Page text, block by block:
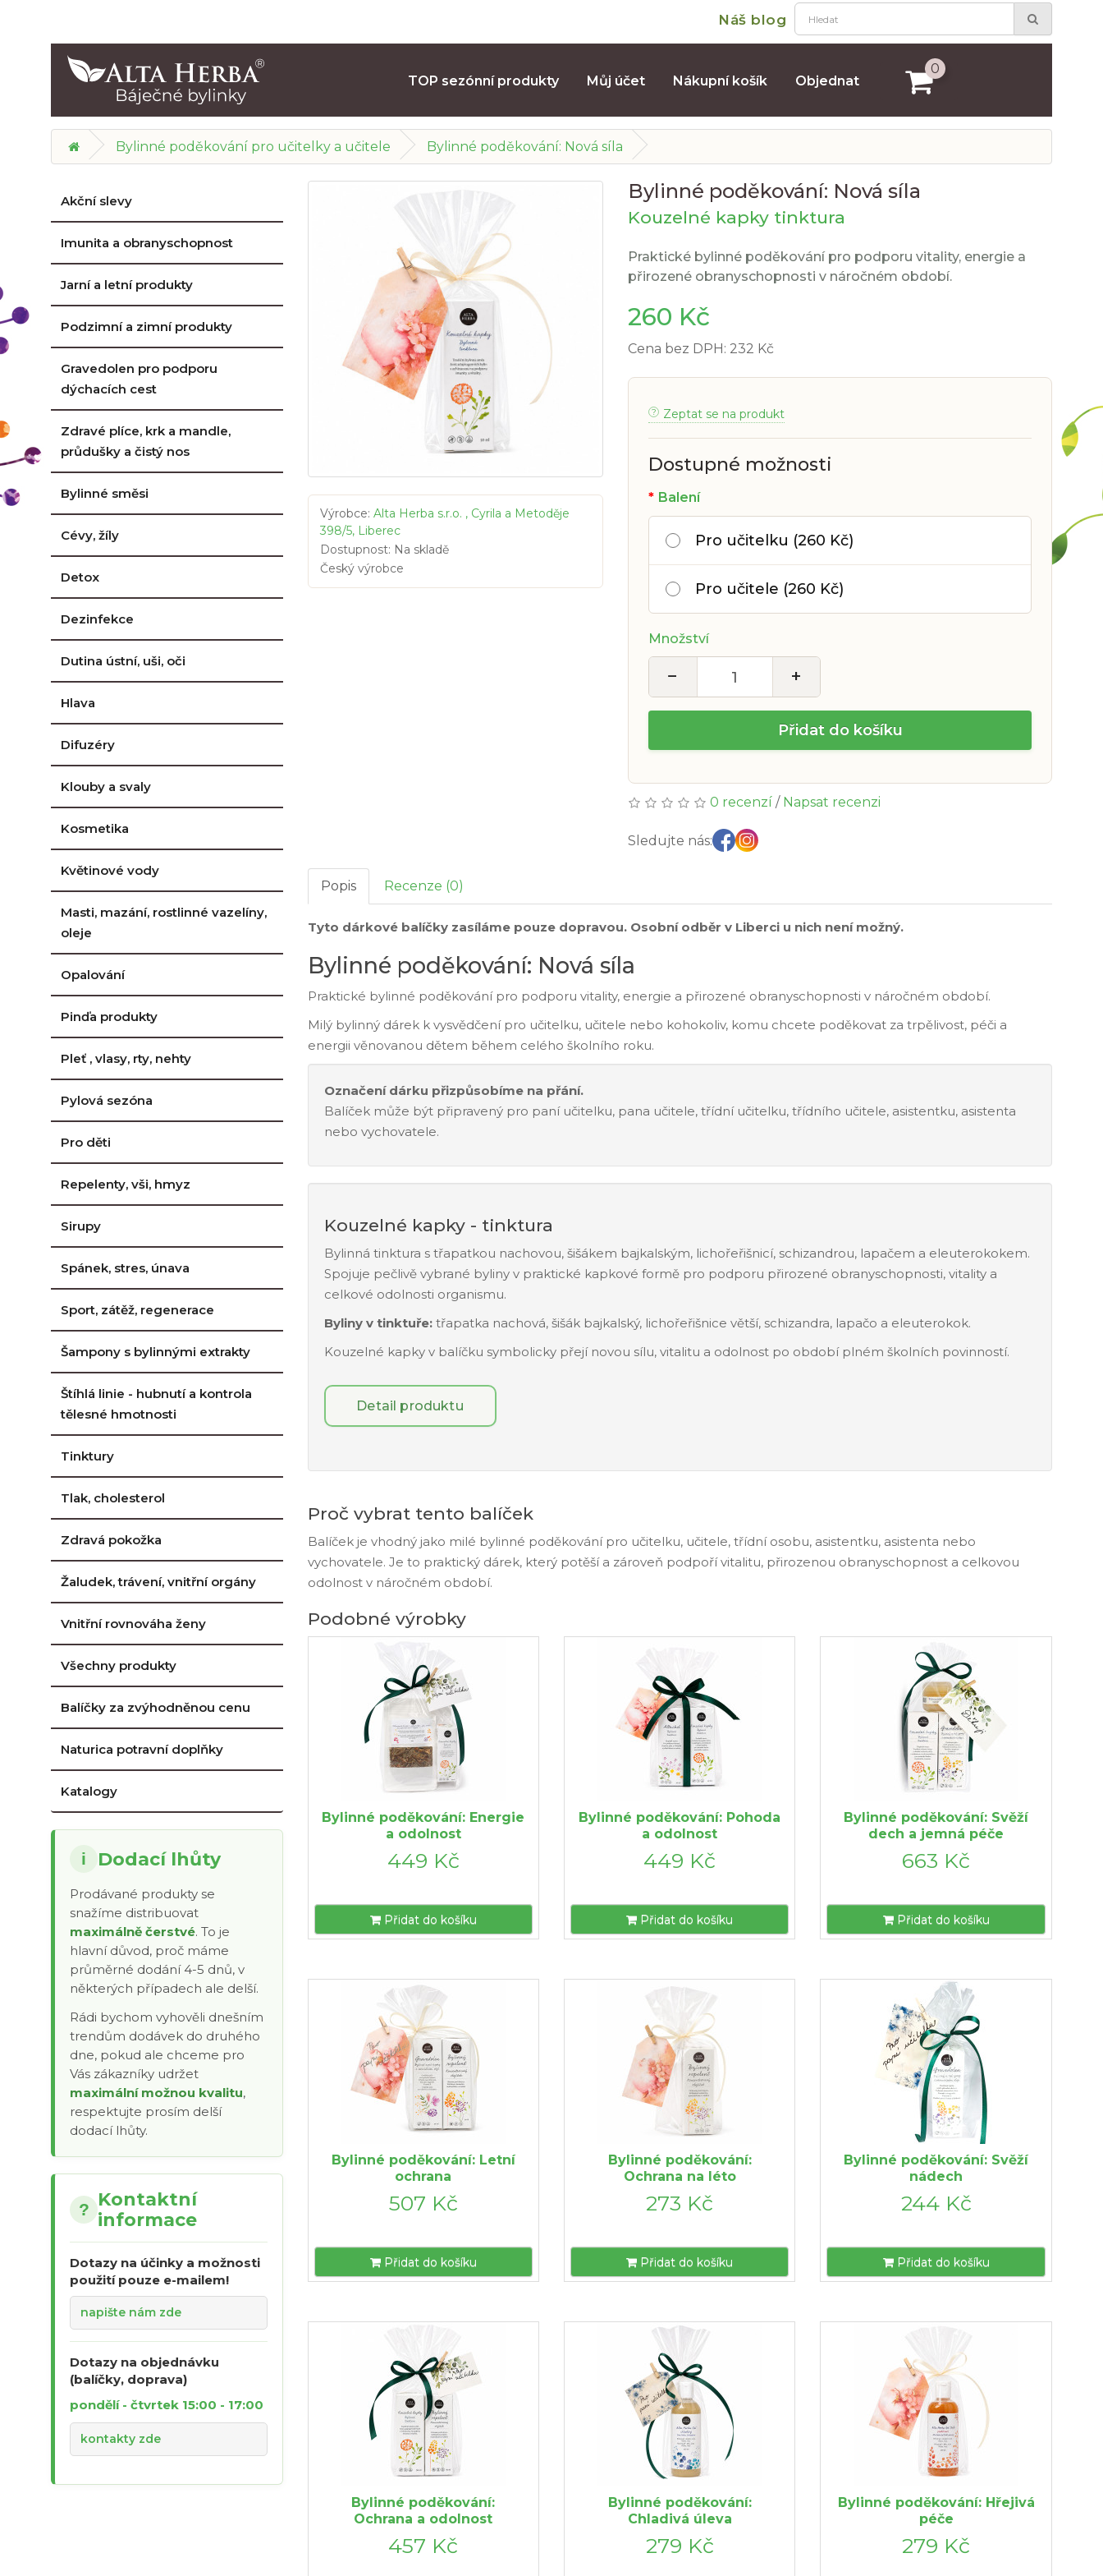
Náš blog
TOP sezónní produkty Můj účet Nákupní košík Objednat
0
Bylinné poděkování pro učitelky a učitele Bylinné poděkování: Nová síla
Akční slevy
Imunita a obranyschopnost
Jarní a letní produkty
Podzimní a zimní produkty
Gravedolen pro podporu
dýchacích cest
Zdravé plíce, krk a mandle,
průdušky a čistý nos
Bylinné směsi
Cévy, žíly
Detox
Dezinfekce
Dutina ústní, uši, oči
Hlava
Difuzéry
Klouby a svaly
Kosmetika
Květinové vody
Masti, mazání, rostlinné vazelíny,
oleje
Opalování
Pinďa produkty
Pleť , vlasy, rty, nehty
Pylová sezóna
Pro děti
Repelenty, vši, hmyz
Sirupy
Spánek, stres, únava
Sport, zátěž, regenerace
Šampony s bylinnými extrakty
Štíhlá linie - hubnutí a kontrola
tělesné hmotnosti
Tinktury
Tlak, cholesterol
Zdravá pokožka
Žaludek, trávení, vnitřní orgány
Vnitřní rovnováha ženy
Všechny produkty
Balíčky za zvýhodněnou cenu
Naturica potravní doplňky
Katalogy
i Dodací lhůty
Prodávané produkty se
snažíme distribuovat
maximálně čerstvé. To je
hlavní důvod, proč máme
průměrné dodání 4-5 dnů, v
některých případech ale delší.
Rádi bychom vyhověli dnešním
trendům dodávek do druhého
dne, pokud ale chceme pro
Vás zákazníky udržet
maximální možnou kvalitu,
respektujte prosím delší
dodací lhůty.
? Kontaktní
informace
Dotazy na účinky a možnosti
použití pouze e-mailem!
napište nám zde
Dotazy na objednávku
(balíčky, doprava)
pondělí - čtvrtek 15:00 - 17:00
kontakty zde
Výrobce: Alta Herba s.r.o. , Cyrila a Metoděje
398/5, Liberec
Dostupnost: Na skladě
Český výrobce
Bylinné poděkování: Nová síla
Kouzelné kapky tinktura
Praktické bylinné poděkování pro podporu vitality, energie a
přirozené obranyschopnosti v náročném období.
260 Kč
Cena bez DPH: 232 Kč
Zeptat se na produkt
Dostupné možnosti
Balení
Pro učitelku (260 Kč)
Pro učitele (260 Kč)
Množství
− +
Přidat do košíku
0 recenzí / Napsat recenzi
Sledujte nás:
Popis Recenze (0)
Tyto dárkové balíčky zasíláme pouze dopravou. Osobní odběr v Liberci u nich není možný.
Bylinné poděkování: Nová síla
Praktické bylinné poděkování pro podporu vitality, energie a přirozené obranyschopnosti v náročném období.
Milý bylinný dárek k vysvědčení pro učitelku, učitele nebo kohokoliv, komu chcete poděkovat za trpělivost, péči a
energii věnovanou dětem během celého školního roku.
Označení dárku přizpůsobíme na přání.
Balíček může být připravený pro paní učitelku, pana učitele, třídní učitelku, třídního učitele, asistentku, asistenta
nebo vychovatele.
Kouzelné kapky - tinktura
Bylinná tinktura s třapatkou nachovou, šišákem bajkalským, lichořeřišnicí, schizandrou, lapačem a eleuterokokem.
Spojuje pečlivě vybrané byliny v praktické kapkové formě pro podporu přirozené obranyschopnosti, vitality a
celkové odolnosti organismu.
Byliny v tinktuře:třapatka nachová, šišák bajkalský, lichořeřišnice větší, schizandra, lapačo a eleuterokok.
Kouzelné kapky v balíčku symbolicky přejí novou sílu, vitalitu a odolnost po období plném školních povinností.
Detail produktu
Proč vybrat tento balíček
Balíček je vhodný jako milé bylinné poděkování pro učitelku, učitele, třídní osobu, asistentku, asistenta nebo
vychovatele. Je to praktický dárek, který potěší a zároveň podpoří vitalitu, přirozenou obranyschopnost a celkovou
odolnost v náročném období.
Podobné výrobky
Bylinné poděkování: Energie
a odolnost
449 Kč
Přidat do košíku
Bylinné poděkování: Pohoda
a odolnost
449 Kč
Přidat do košíku
Bylinné poděkování: Svěží
dech a jemná péče
663 Kč
Přidat do košíku
Bylinné poděkování: Letní
ochrana
507 Kč
Přidat do košíku
Bylinné poděkování:
Ochrana na léto
273 Kč
Přidat do košíku
Bylinné poděkování: Svěží
nádech
244 Kč
Přidat do košíku
Bylinné poděkování:
Ochrana a odolnost
457 Kč
Bylinné poděkování:
Chladivá úleva
279 Kč
Bylinné poděkování: Hřejivá
péče
279 Kč